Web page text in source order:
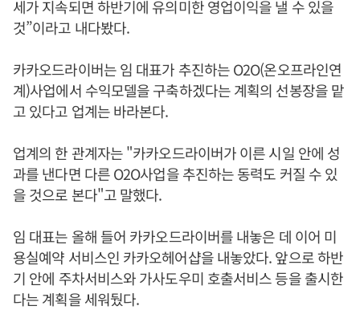
세가 지속되면 하반기에 유의미한 영업이익을 낼 수 있을
것”이라고 내다봤다.
카카오드라이버는 임 대표가 추진하는 O2O(온오프라인연
계)사업에서 수익모델을 구축하겠다는 계획의 선봉장을 맡
고 있다고 업계는 바라본다.
업계의 한 관계자는 "카카오드라이버가 이른 시일 안에 성
과를 낸다면 다른 O2O사업을 추진하는 동력도 커질 수 있
을 것으로 본다"고 말했다.
임 대표는 올해 들어 카카오드라이버를 내놓은 데 이어 미
용실예약 서비스인 카카오헤어샵을 내놓았다. 앞으로 하반
기 안에 주차서비스와 가사도우미 호출서비스 등을 출시한
다는 계획을 세워뒀다.